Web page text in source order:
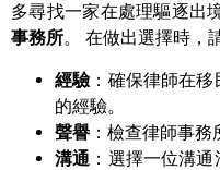
多尋找一家在處理驅逐出
事務所。 在做出選擇時，
經驗：確保律師在移
的經驗。
聲譽：檢查律師事務
溝通 ：選擇一位溝